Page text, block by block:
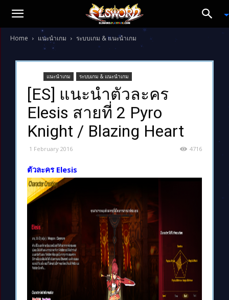
Home แนะนำเกม ระบบเกม & แนะนำเกม
แนะนำเกม ระบบเกม & แนะนำเกม
[ES] แนะนำตัวละคร
Elesis สายที่ 2 Pyro
Knight / Blazing Heart
1 February 2016 4716
ตัวละคร Elesis